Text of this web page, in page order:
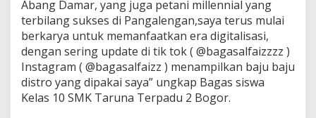
Abang Damar, yang juga petani millennial yang
terbilang sukses di Pangalengan,saya terus mulai
berkarya untuk memanfaatkan era digitalisasi,
dengan sering update di tik tok ( @bagasalfaizzzz )
Instagram ( @bagasalfaizz ) menampilkan baju baju
distro yang dipakai saya” ungkap Bagas siswa
Kelas 10 SMK Taruna Terpadu 2 Bogor.